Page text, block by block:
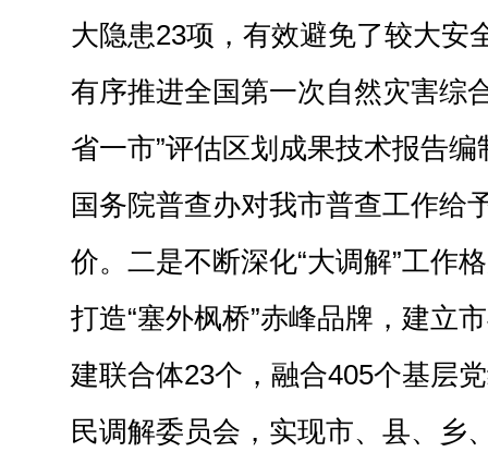
大隐患23项，有效避免了较大安
有序推进全国第一次自然灾害综
省一市”评估区划成果技术报告
国务院普查办对我市普查工作给
价。 二是不断深化“大调解”工作
打造“塞外枫桥”赤峰品牌，建立
建联合体23个，融合405个基层
民调解委员会，实现市、县、乡